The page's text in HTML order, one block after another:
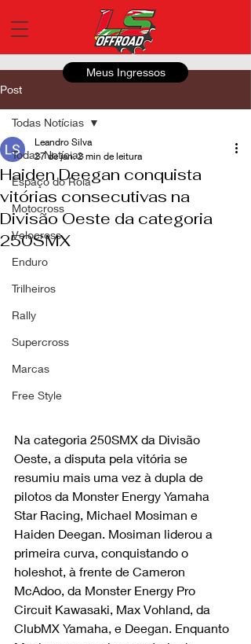
Meus Ingressos
Post
Todas Notícias
Espaço do Roia
Motocross
Velocross
Enduro
Trilheiros
Rally
Supercross
Marcas
Free Style
Todas Notícias
Haiden Deegan conquista
vitórias consecutivas na
Divisão Oeste da categoria
250SMX
Leandro Silva
27 de jan. 2 min de leitura
Na categoria 250SMX da Divisão
Oeste, a disputa pela vitória se
resumiu mais uma vez à dupla de
pilotos da Monster Energy Yamaha
Star Racing, Michael Mosiman e
Haiden Deegan. Mosiman liderou a
primeira curva, conquistando o
holeshot, à frente de Cameron
McAdoo, da Monster Energy Pro
Circuit Kawasaki, Max Vohland, da
ClubMX Yamaha, e Deegan. Enquanto